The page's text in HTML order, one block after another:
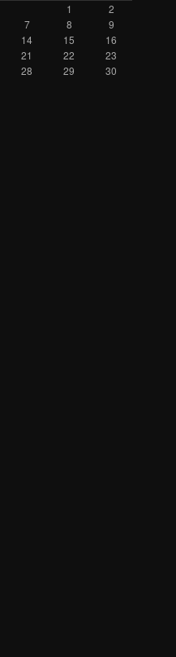
1
2
7 8
9
14 15
16
21 22
23
28 29
30